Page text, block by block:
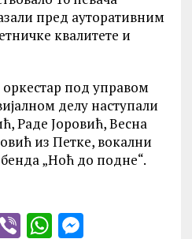
пред ауторативним
квалитете и
под управом
делу наступали
Раде Јоровић, Весна
из Петке, вокални
„Ноћ до подне“.
V WM